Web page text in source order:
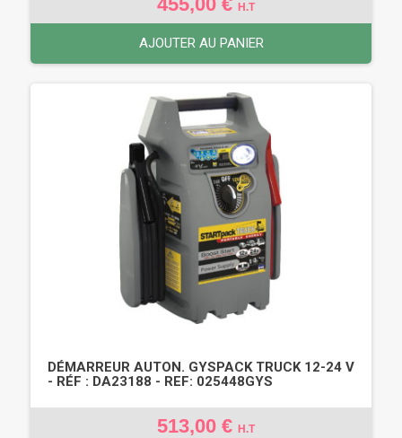
H.T
AJOUTER AU PANIER
DÉMARREUR AUTON. GYSPACK TRUCK 12-24 V
- RÉF : DA23188 - REF: 025448GYS
513,00 € H.T